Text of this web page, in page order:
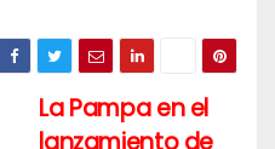
La Pampa en el
lanzamiento de